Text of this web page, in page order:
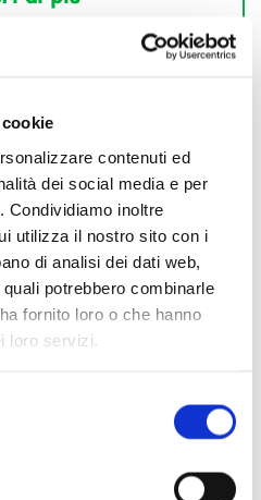
contenuti ed
dei social media e per
Condividiamo inoltre
utilizza il nostro sito con i
di analisi dei dati web,
potrebbero combinarle
fornito loro o che hanno
loro servizi.